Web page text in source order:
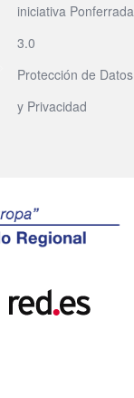
iniciativa Ponferrada
3.0
Protección de Datos
y Privacidad